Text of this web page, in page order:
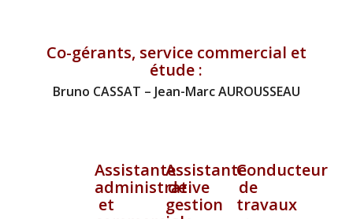
Co-gérants, service commercial et
étude :
Bruno CASSAT – Jean-Marc AUROUSSEAU
Assistante
administrative
et
Assistante
de
gestion
Conducteur
de
travaux